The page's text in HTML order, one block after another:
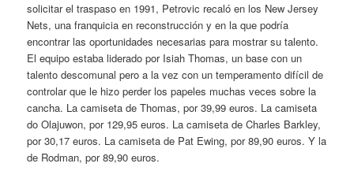
solicitar el traspaso en 1991, Petrovic recaló en los New Jersey
Nets, una franquicia en reconstrucción y en la que podría
encontrar las oportunidades necesarias para mostrar su talento.
El equipo estaba liderado por Isiah Thomas, un base con un
talento descomunal pero a la vez con un temperamento difícil de
controlar que le hizo perder los papeles muchas veces sobre la
cancha. La camiseta de Thomas, por 39,99 euros. La camiseta
do Olajuwon, por 129,95 euros. La camiseta de Charles Barkley,
por 30,17 euros. La camiseta de Pat Ewing, por 89,90 euros. Y la
de Rodman, por 89,90 euros.